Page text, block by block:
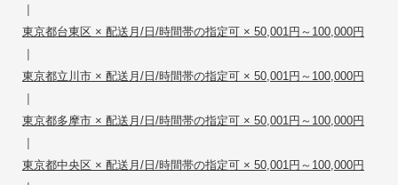
|
東京都台東区 × 配送月/日/時間帯の指定可 × 50,001円～100,000円
|
東京都立川市 × 配送月/日/時間帯の指定可 × 50,001円～100,000円
|
東京都多摩市 × 配送月/日/時間帯の指定可 × 50,001円～100,000円
|
東京都中央区 × 配送月/日/時間帯の指定可 × 50,001円～100,000円